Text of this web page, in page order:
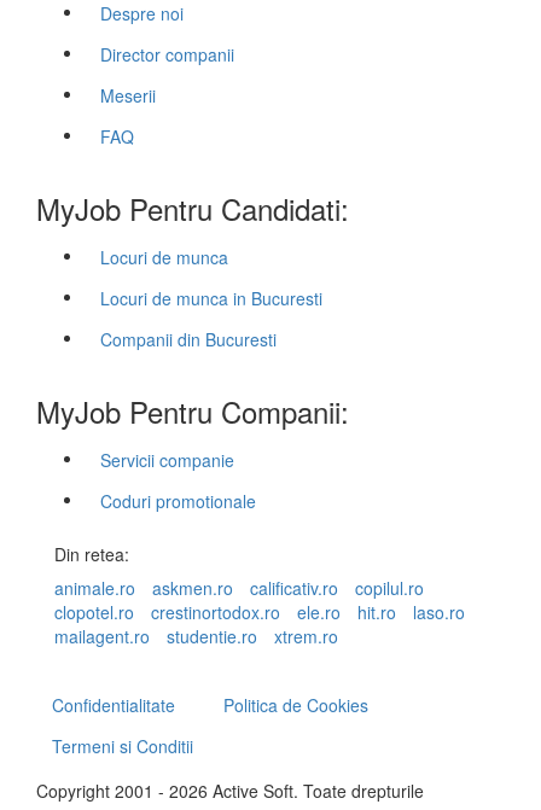
Despre noi
Director companii
Meserii
FAQ
MyJob Pentru Candidati:
Locuri de munca
Locuri de munca in Bucuresti
Companii din Bucuresti
MyJob Pentru Companii:
Servicii companie
Coduri promotionale
Din retea:
animale.ro
askmen.ro calificativ.ro
copilul.ro
clopotel.ro
crestinortodox.ro ele.ro hit.ro
laso.ro
mailagent.ro
studentie.ro xtrem.ro
Confidentialitate
Politica de Cookies
Termeni si Conditii
Copyright 2001 - 2026 Active Soft. Toate drepturile